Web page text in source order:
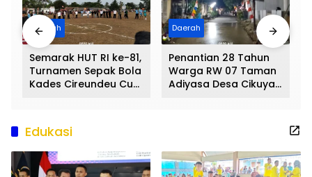
Daerah
Semarak HUT RI ke-81,
Turnamen Sepak Bola
Kades Cireundeu Cup
Lapangan FC Family
Daerah
Penantian 28 Tahun
Warga RW 07 Taman
Adiyasa Desa Cikuya
Edukasi